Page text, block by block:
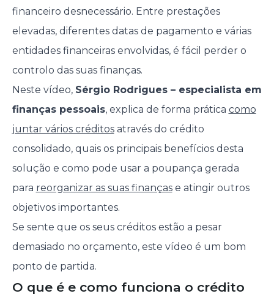
financeiro desnecessário. Entre prestações
elevadas, diferentes datas de pagamento e várias
entidades financeiras envolvidas, é fácil perder o
controlo das suas finanças.
Neste vídeo, Sérgio Rodrigues – especialista em
finanças pessoais, explica de forma prática como
juntar vários créditosatravés do crédito
consolidado, quais os principais benefícios desta
solução e como pode usar a poupança gerada
para reorganizar as suas finançase atingir outros
objetivos importantes.
Se sente que os seus créditos estão a pesar
demasiado no orçamento, este vídeo é um bom
ponto de partida.
O que é e como funciona o crédito